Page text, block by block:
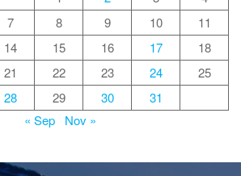
7 8 9 10
11
14 15 16 17
18
21 22 23 24
25
28 29 30
31
« Sep
Nov »